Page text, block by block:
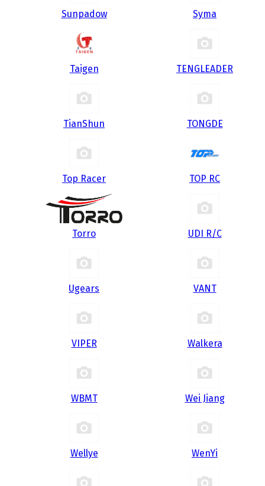
Sunpadow Syma
Taigen TENGLEADER
TianShun TONGDE
Top Racer TOP RC
Torro UDI R/С
Ugears VANT
VIPER Walkera
WBMT Wei Jiang
Wellye WenYi